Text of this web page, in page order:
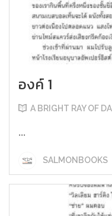
องค์ 1
A BRIGHT RAY OF
...
SALMONBOOKS